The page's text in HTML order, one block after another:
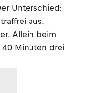
Unterschied:
aus.
Allein beim
40 Minuten drei